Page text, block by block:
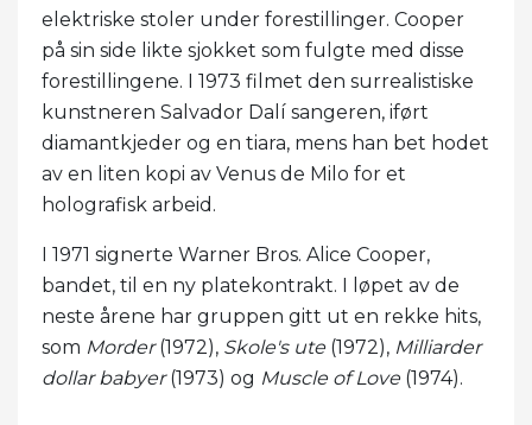
elektriske stoler under forestillinger. Cooper
på sin side likte sjokket som fulgte med disse
forestillingene. I 1973 filmet den surrealistiske
kunstneren Salvador Dalí sangeren, iført
diamantkjeder og en tiara, mens han bet hodet
av en liten kopi av Venus de Milo for et
holografisk arbeid.
I 1971 signerte Warner Bros. Alice Cooper,
bandet, til en ny platekontrakt. I løpet av de
neste årene har gruppen gitt ut en rekke hits,
som Morder(1972), Skole's ute(1972), Milliarder
dollar babyer(1973) og Muscle of Love(1974).